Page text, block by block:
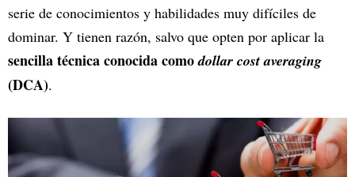
serie de conocimientos y habilidades muy difíciles de
dominar. Y tienen razón, salvo que opten por aplicar la
sencilla técnica conocida comodollar cost averaging
(DCA).